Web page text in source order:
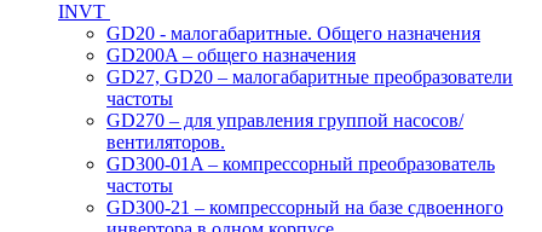
INVT
GD20 - малогабаритные. Общего назначения
GD200A – общего назначения
GD27, GD20 – малогабаритные преобразователи
частоты
GD270 – для управления группой насосов/
вентиляторов.
GD300-01A – компрессорный преобразователь
частоты
GD300-21 – компрессорный на базе сдвоенного